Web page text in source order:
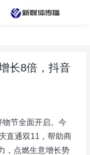
长8倍，抖音
节全面开启。今
直通双11，帮助商
，点燃生意增长势